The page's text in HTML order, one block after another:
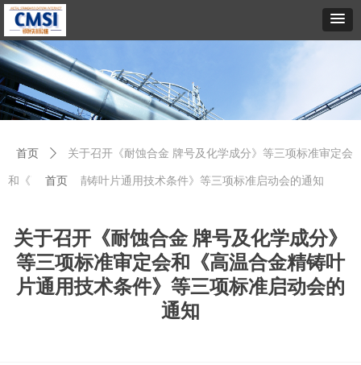
关于召开《耐蚀合金 牌号及化学成分》
等三项标准审定会和《高温合金精铸叶
片通用技术条件》等三项标准启动会的
通知
首页 ꄲ 关于召开《耐蚀合金 牌号及化学成分》等三项标准审定会
和《高温合金精铸叶片通用技术条件》等三项标准启动会的通知
首页